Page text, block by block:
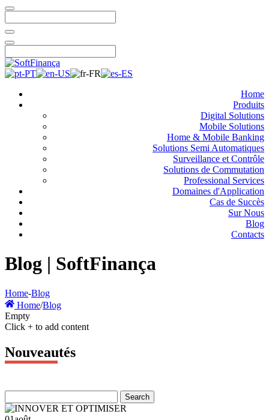
Home
Produits
Digital Solutions
Mobile Solutions
Home & Mobile Banking
Solutions Semi Automatiques
Surveillance et Contrôle
Solutions de Commutation
Professional Services
Domaines d'Application
Cas de Succès
Sur Nous
Blog
Contacts
Blog | SoftFinança
Home-Blog
Home/Blog
Empty
Click + to add content
Nouveautés